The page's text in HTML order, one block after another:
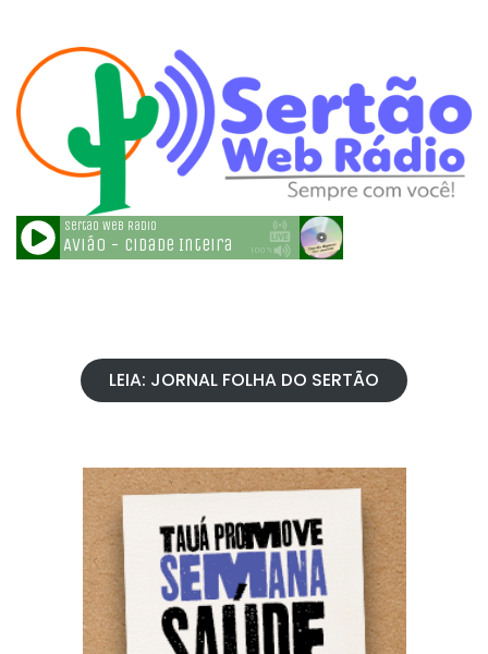
LEIA: JORNAL FOLHA DO SERTÃO